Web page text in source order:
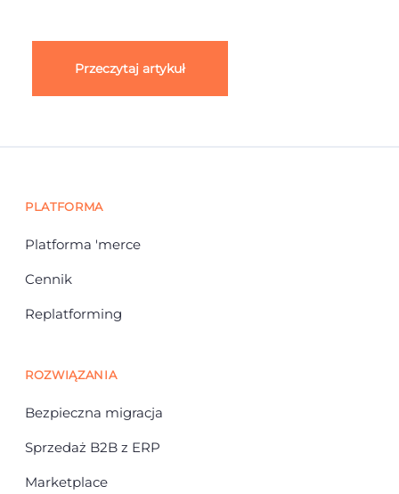
Przeczytaj artykuł
PLATFORMA
Platforma 'merce
Cennik
Replatforming
ROZWIĄZANIA
Bezpieczna migracja
Sprzedaż B2B z ERP
Marketplace